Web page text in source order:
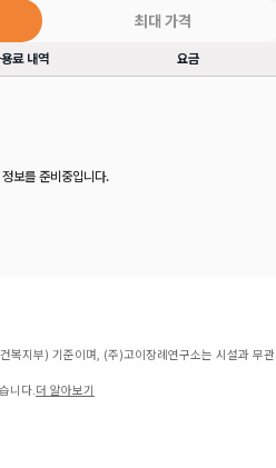
최대 가격
료 내역 요금
정보를 준비중입니다.
복지부) 기준이며, (주)고이장례연구소는 시설과 무관
니다.더 알아보기